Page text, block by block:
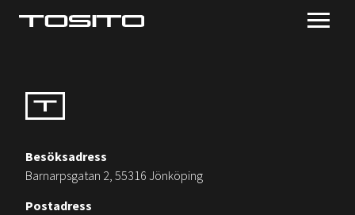
Besöksadress
Barnarpsgatan 2, 55316 Jönköping
Postadress